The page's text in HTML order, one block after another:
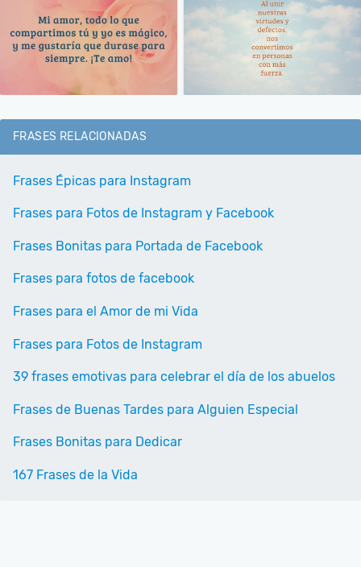
FRASES RELACIONADAS
Frases Épicas para Instagram
Frases para Fotos de Instagram y Facebook
Frases Bonitas para Portada de Facebook
Frases para fotos de facebook
Frases para el Amor de mi Vida
Frases para Fotos de Instagram
39 frases emotivas para celebrar el día de los abuelos
Frases de Buenas Tardes para Alguien Especial
Frases Bonitas para Dedicar
167 Frases de la Vida